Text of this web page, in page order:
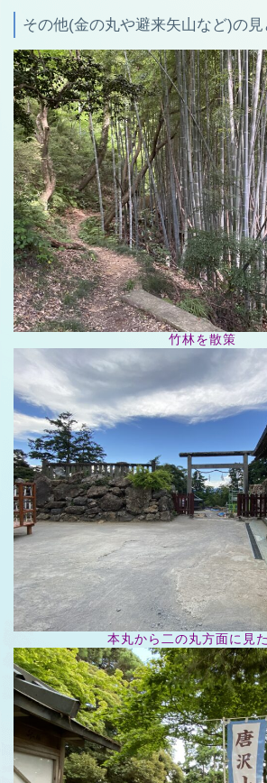
その他(金の丸や避来矢山など)の見
竹林を散策
本丸から二の丸方面に見